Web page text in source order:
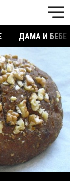
ДАМА И БЕБЕ